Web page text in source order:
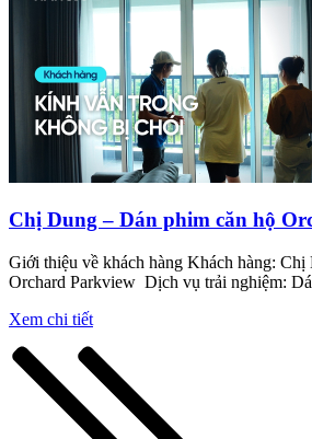
Chị Dung – Dán phim căn hộ
Giới thiệu về khách hàng Khách hàng:
Orchard Parkview Dịch vụ trải nghiệm:
Xem chi tiết